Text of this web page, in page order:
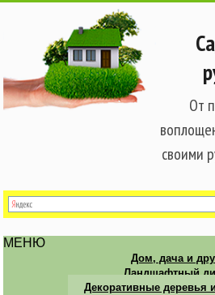
От
своими
МЕНЮ
Дом, дача и
Ландшафтный
Декоративные деревья